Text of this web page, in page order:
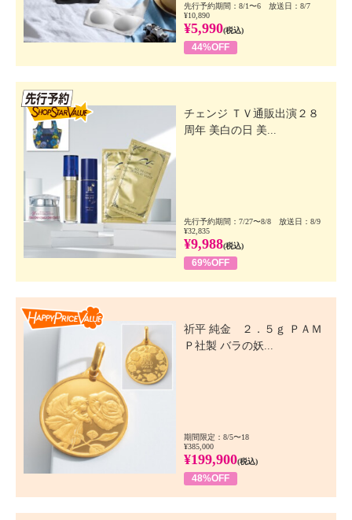
先行予約期間：8/1〜6 放送日：8/7
¥10,890
¥5,990(税込)
44%OFF
チェンジ ＴＶ通販出演２８
周年 美白の日 美...
先行予約期間：7/27〜8/8 放送日：8/9
¥32,835
¥9,988(税込)
69%OFF
祈平 純金 ２．５ｇ ＰＡＭ
Ｐ社製 バラの妖...
期間限定：8/5〜18
¥385,000
¥199,900(税込)
48%OFF